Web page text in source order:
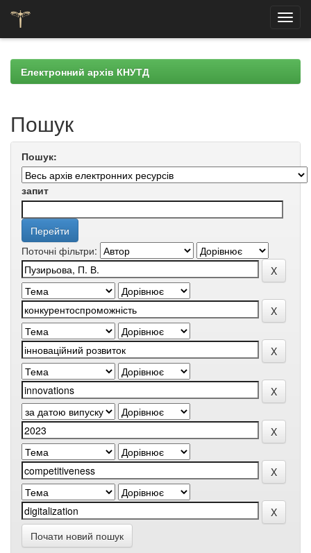
navigationЕлектронний архів КНУТД
Пошук
Пошук:
запит
Поточні фільтри:
Почати новий пошук